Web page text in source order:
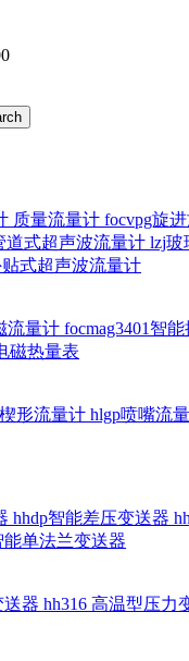
质量流量计 focvpg旋
道式超声波流量计 lzj玻
贴式超声波流量计
流量计 focmag3401智
磁热量表
形流量计 hlgp喷嘴流
hhdp智能差压变送器
能单法兰变送器
送器 hh316 高温型压力